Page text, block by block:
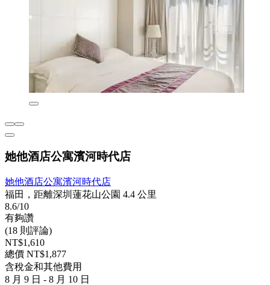
她他酒店公寓濱河時代店
她他酒店公寓濱河時代店
福田，距離深圳蓮花山公園 4.4 公里
8.6/10
有夠讚
(18 則評論)
NT$1,610
總價 NT$1,877
含稅金和其他費用
8 月 9 日 - 8 月 10 日